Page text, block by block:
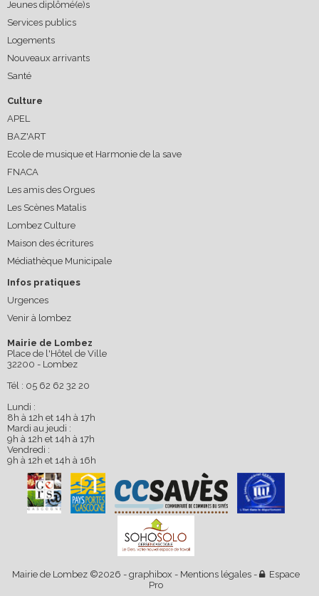
Jeunes diplômé(e)s
Services publics
Logements
Nouveaux arrivants
Santé
Culture
APEL
BAZ'ART
Ecole de musique et Harmonie de la save
FNACA
Les amis des Orgues
Les Scènes Matalis
Lombez Culture
Maison des écritures
Médiathèque Municipale
Infos pratiques
Urgences
Venir à lombez
Mairie de Lombez
Place de l'Hôtel de Ville
32200 - Lombez
Tél : 05 62 62 32 20
Lundi :
8h à 12h et 14h à 17h
Mardi au jeudi :
9h à 12h et 14h à 17h
Vendredi :
9h à 12h et 14h à 16h
Mairie de Lombez ©2026 - graphibox - Mentions légales -
Espace
Pro